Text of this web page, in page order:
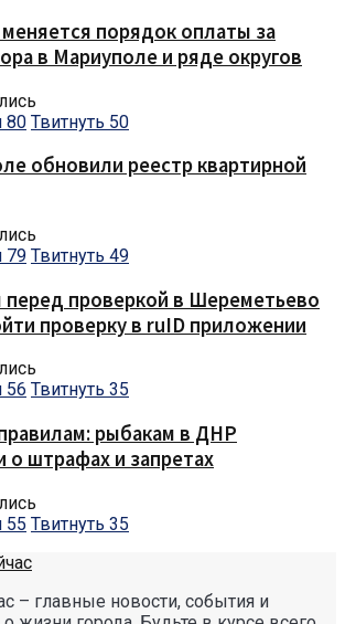
порядок оплаты за
в Мариуполе и ряде округов
80 Твитнуть 50
обновили реестр квартирной
79 Твитнуть 49
перед проверкой в Шереметьево
проверку в ruID приложении
56 Твитнуть 35
рыбакам в ДНР
о штрафах и запретах
55 Твитнуть 35
– главные новости, события и